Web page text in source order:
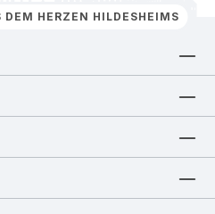
HERZEN HILDESHEIMS